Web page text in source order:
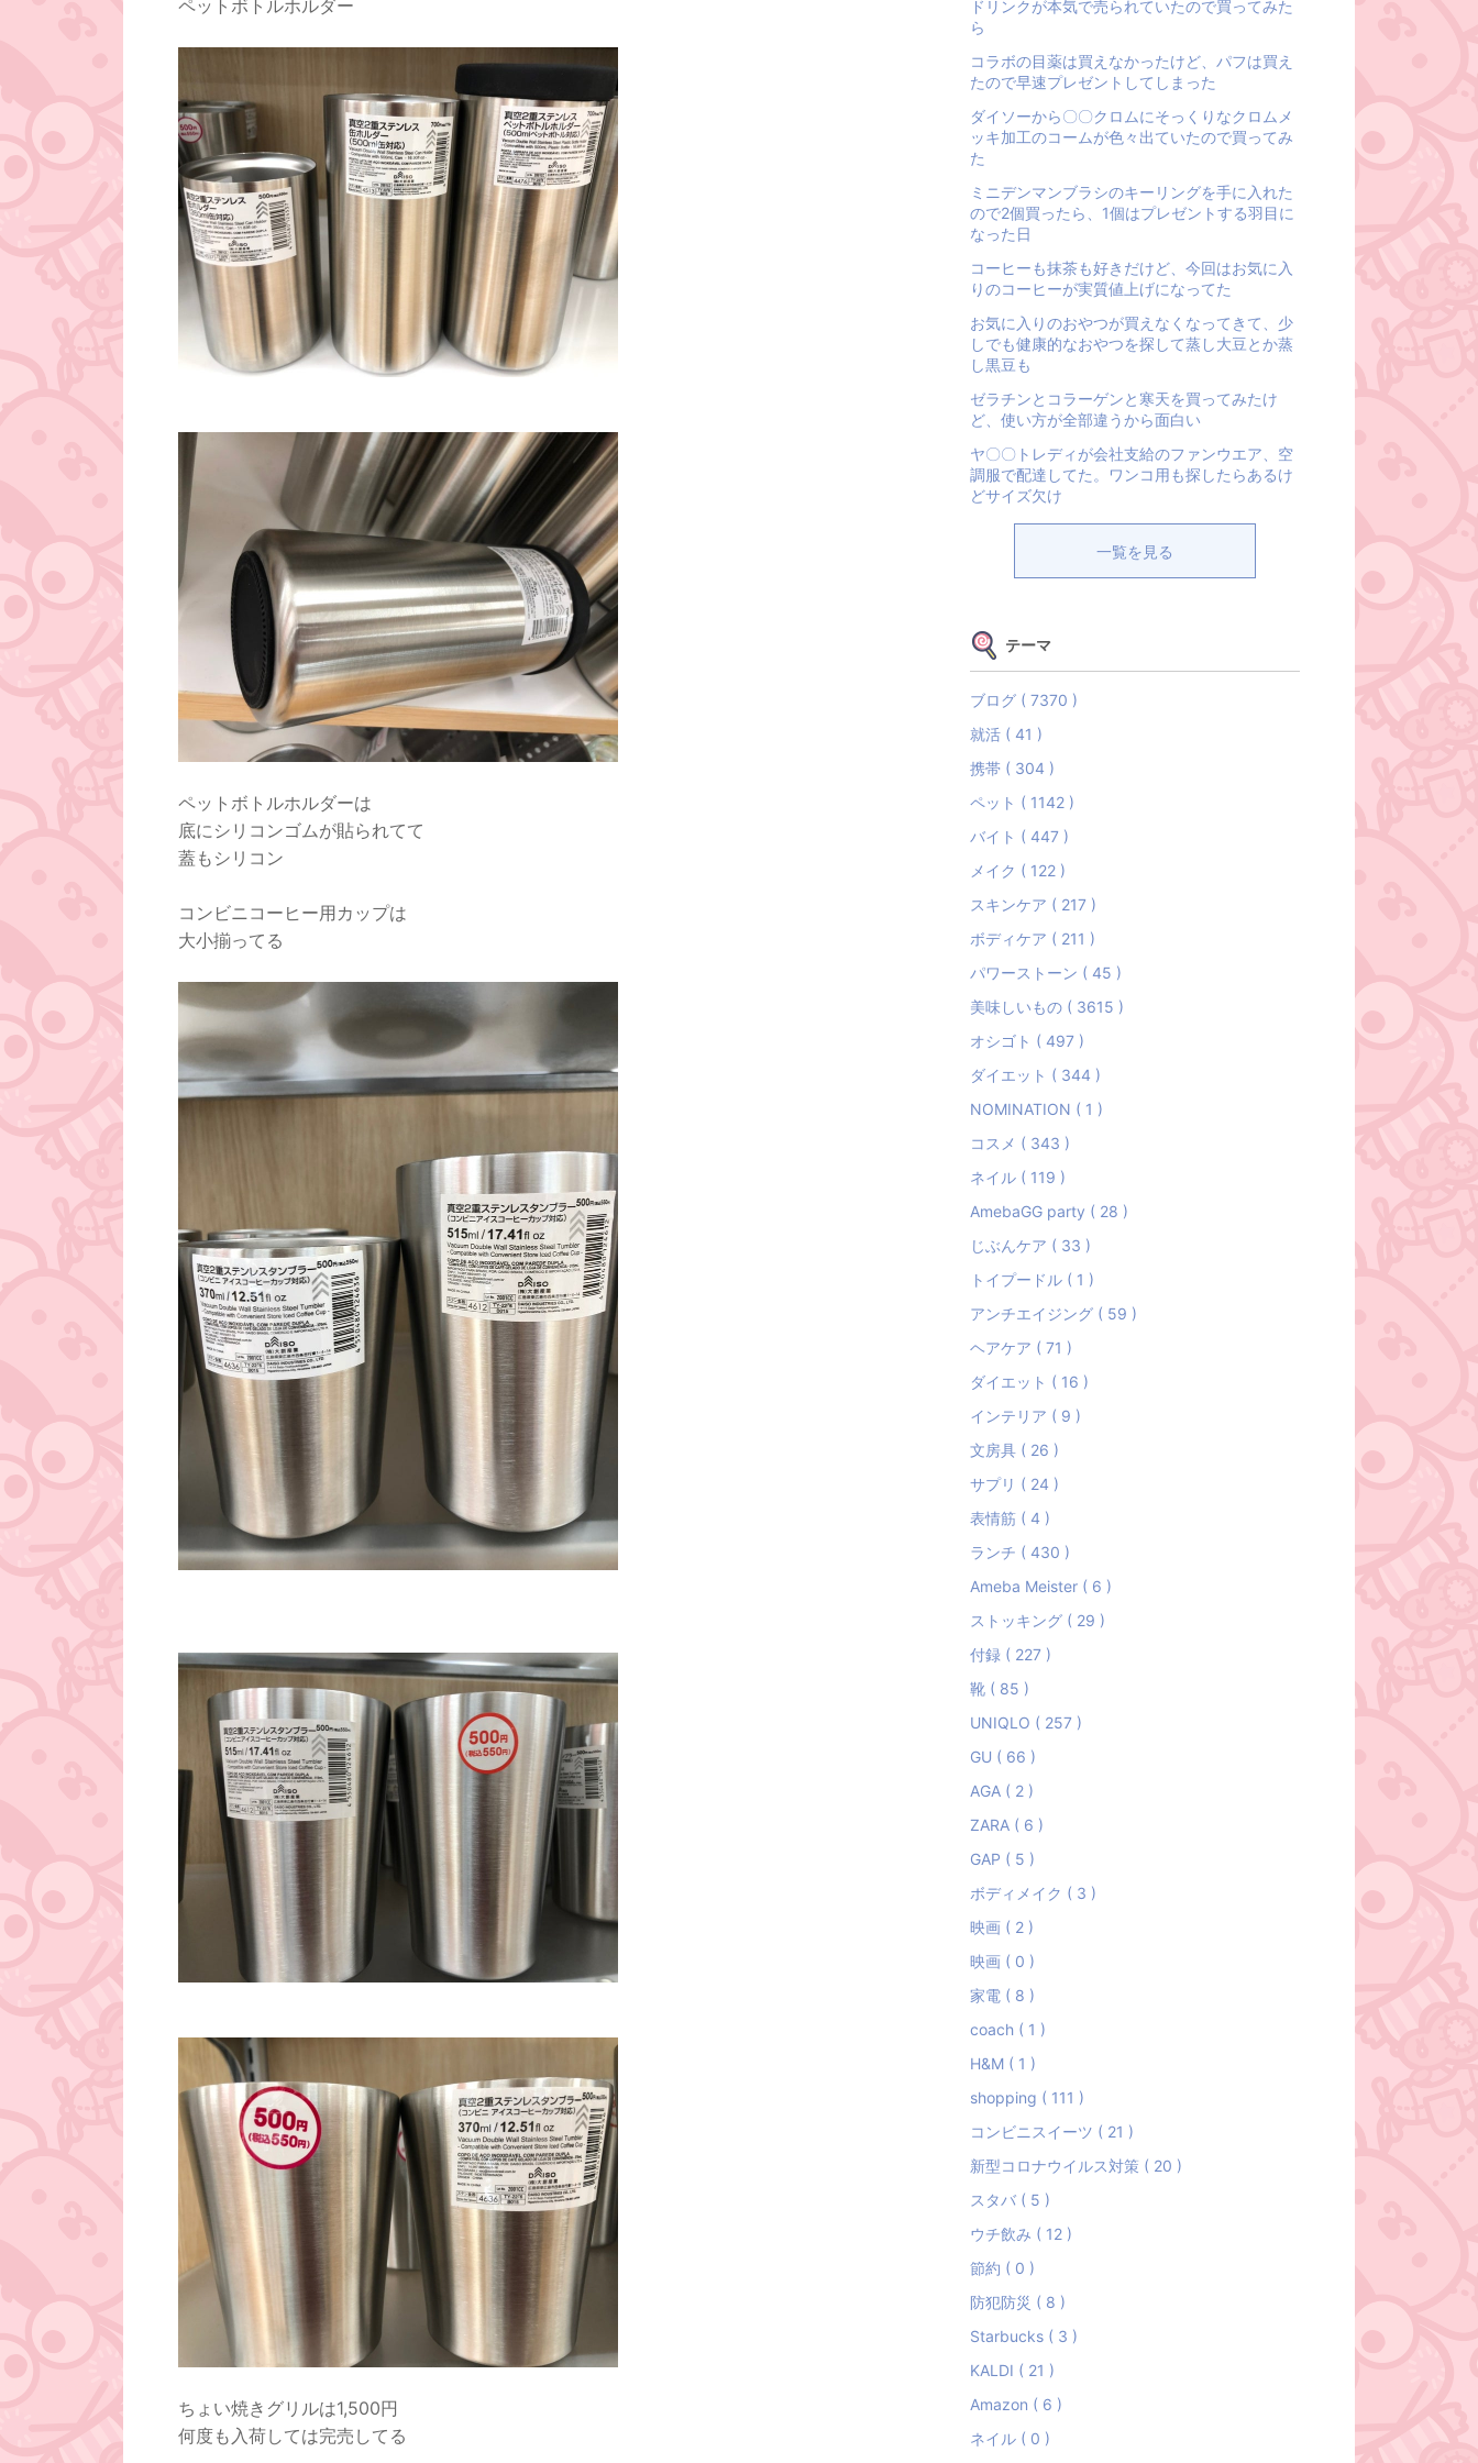
ペットボトルホルダー
ペットボトルホルダーは
底にシリコンゴムが貼られてて
蓋もシリコン
コンビニコーヒー用カップは
大小揃ってる
ちょい焼きグリルは1,500円
何度も入荷しては完売してる
ドリンクが本気で売られていたので買ってみた
ら
コラボの目薬は買えなかったけど、パフは買え
たので早速プレゼントしてしまった
ダイソーから〇〇クロムにそっくりなクロムメ
ッキ加工のコームが色々出ていたので買ってみ
た
ミニデンマンブラシのキーリングを手に入れた
ので2個買ったら、1個はプレゼントする羽目に
なった日
コーヒーも抹茶も好きだけど、今回はお気に入
りのコーヒーが実質値上げになってた
お気に入りのおやつが買えなくなってきて、少
しでも健康的なおやつを探して蒸し大豆とか蒸
し黒豆も
ゼラチンとコラーゲンと寒天を買ってみたけ
ど、使い方が全部違うから面白い
ヤ〇〇トレディが会社支給のファンウエア、空
調服で配達してた。ワンコ用も探したらあるけ
どサイズ欠け
一覧を見る
テーマ
ブログ ( 7370 )
就活 ( 41 )
携帯 ( 304 )
ペット ( 1142 )
バイト ( 447 )
メイク ( 122 )
スキンケア ( 217 )
ボディケア ( 211 )
パワーストーン ( 45 )
美味しいもの ( 3615 )
オシゴト ( 497 )
ダイエット ( 344 )
NOMINATION ( 1 )
コスメ ( 343 )
ネイル ( 119 )
AmebaGG party ( 28 )
じぶんケア ( 33 )
トイプードル ( 1 )
アンチエイジング ( 59 )
ヘアケア ( 71 )
ダイエット ( 16 )
インテリア ( 9 )
文房具 ( 26 )
サプリ ( 24 )
表情筋 ( 4 )
ランチ ( 430 )
Ameba Meister ( 6 )
ストッキング ( 29 )
付録 ( 227 )
靴 ( 85 )
UNIQLO ( 257 )
GU ( 66 )
AGA ( 2 )
ZARA ( 6 )
GAP ( 5 )
ボディメイク ( 3 )
映画 ( 2 )
映画 ( 0 )
家電 ( 8 )
coach ( 1 )
H&M ( 1 )
shopping ( 111 )
コンビニスイーツ ( 21 )
新型コロナウイルス対策 ( 20 )
スタバ ( 5 )
ウチ飲み ( 12 )
節約 ( 0 )
防犯防災 ( 8 )
Starbucks ( 3 )
KALDI ( 21 )
Amazon ( 6 )
ネイル ( 0 )